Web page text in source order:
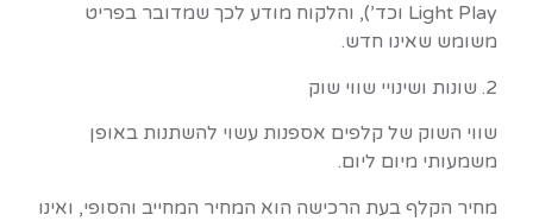
Light Play וכד’), והלקוח מודע לכך שמדובר בפריט
משומש שאינו חדש.
2. שונות ושינויי שווי שוק
שווי השוק של קלפים אספנות עשוי להשתנות באופן
משמעותי מיום ליום.
מחיר הקלף בעת הרכישה הוא המחיר המחייב והסופי, ואינו